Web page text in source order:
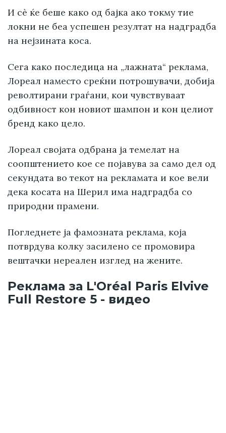
И сè ќе беше како од бајка ако токму тие
локни не беа успешен резултат на надградба
на нејзината коса.
Сега како последица на „лажната“ реклама,
Лореал наместо среќни потрошувачи, добија
револтирани граѓани, кои чувствуваат
одбивност кон новиот шампон и кон целиот
бренд како цело.
Лореал својата одбрана ја темелат на
соопштението кое се појавува за само дел од
секундата во текот на рекламата и кое вели
дека косата на Шерил има надградба со
природни прамени.
Погледнете ја фамозната реклама, која
потврдува колку засилено се промовира
вештачки нереален изглед на жените.
Реклама за L'Oréal Paris Elvive
Full Restore 5 - видео